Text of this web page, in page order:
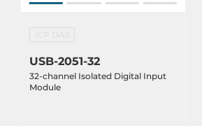
USB-2051-32
32-channel Isolated Digital Input
Module